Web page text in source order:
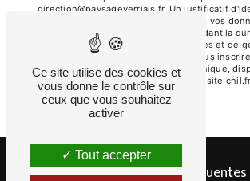
direction@paysageverriais.fr. Un justificatif
vous être demandé. Nous conservons vos
période de prise de contact puis pendant la
prescription légale aux fins probatoires et de
contentieux. Vous avez le droit de vous
d'opposition au démarchage téléphonique,
adresse: Bloctel.gouv.fr. Consultez le site
d’informations sur vos droits.
Recherches fréquentes
Ce site utilise des cookies et
vous donne le contrôle sur
ceux que vous souhaitez
activer
Tout accepter